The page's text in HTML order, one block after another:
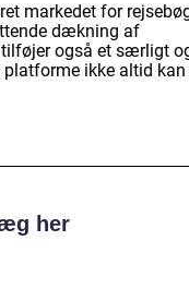
markedet for
dækning af
også et særligt
ikke altid kan
her